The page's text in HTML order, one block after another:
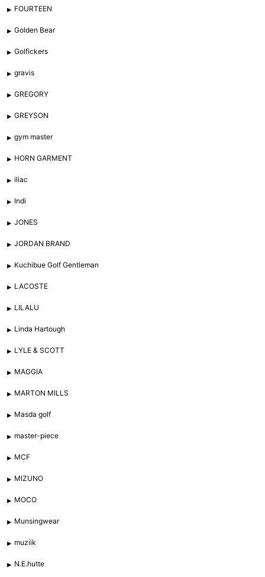
FOURTEEN
Golden Bear
Golfickers
gravis
GREGORY
GREYSON
gym master
HORN GARMENT
iliac
Indi
JONES
JORDAN BRAND
Kuchibue Golf Gentleman
LACOSTE
LILALU
Linda Hartough
LYLE & SCOTT
MAGGIA
MARTON MILLS
Masda golf
master-piece
MCF
MIZUNO
MOCO
Munsingwear
muziik
N.E.hutte